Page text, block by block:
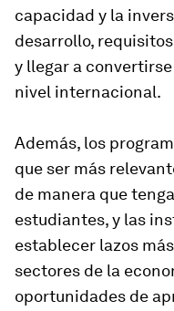
capacidad y la
desarrollo,
y llegar a
nivel internacional.
Además, los
que ser más
de manera que
estudiantes, y las
establecer lazos
sectores de la
oportunidades de